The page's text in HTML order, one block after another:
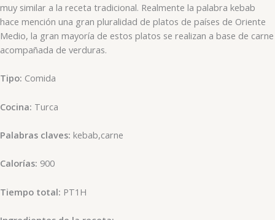
muy similar a la receta tradicional. Realmente la palabra kebab
hace mención una gran pluralidad de platos de países de Oriente
Medio, la gran mayoría de estos platos se realizan a base de carne
acompañada de verduras.
Tipo: Comida
Cocina: Turca
Palabras claves: kebab,carne
Calorías: 900
Tiempo total: PT1H